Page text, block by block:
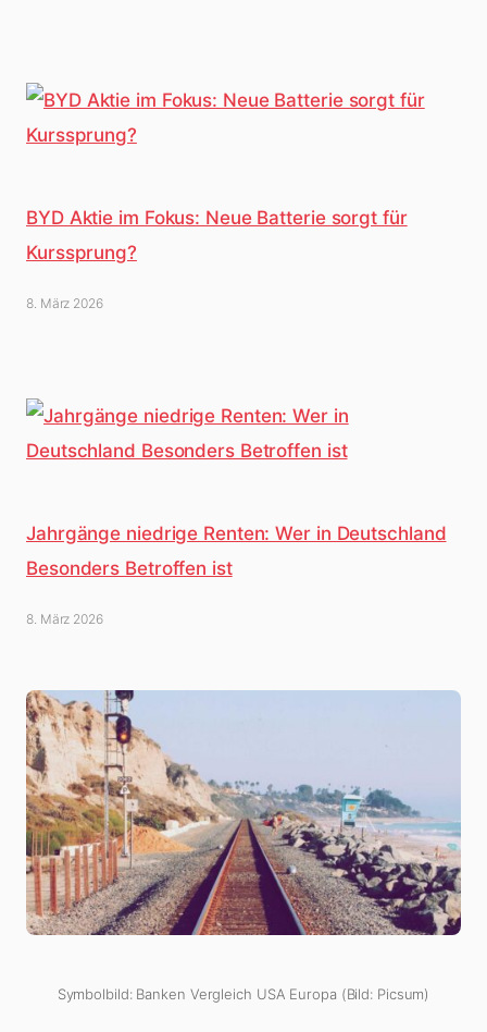
BYD Aktie im Fokus: Neue Batterie sorgt für
Kurssprung?
8. März 2026
Jahrgänge niedrige Renten: Wer in Deutschland
Besonders Betroffen ist
8. März 2026
Symbolbild: Banken Vergleich USA Europa (Bild: Picsum)